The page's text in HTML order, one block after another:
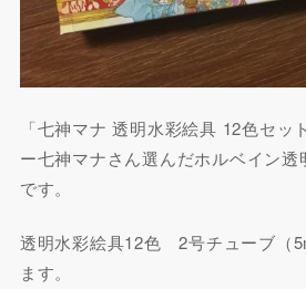
「七神マナ 透明水彩絵具 12色セッ
ー七神マナさん選んだホルベイン透
です。
透明水彩絵具12色 2号チューブ（
ます。